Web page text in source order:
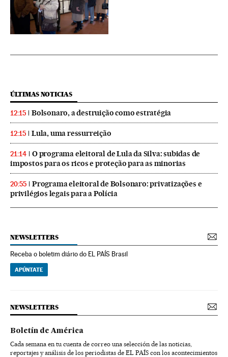
ÚLTIMAS NOTICIAS
12:15 Bolsonaro, a destruição como estratégia
12:15 Lula, uma ressurreição
21:14
O programa eleitoral de Lula da Silva: subidas de
impostos para os ricos e proteção para as minorias
20:55
Programa eleitoral de Bolsonaro: privatizações e
privilégios legais para a Polícia
NEWSLETTERS
Receba o boletim diário do EL PAÍS Brasil
APÚNTATE
NEWSLETTERS
Boletín de América
Cada semana en tu cuenta de correo una selección de las noticias,
reportajes y análisis de los periodistas de EL PAÍS con los acontecimientos